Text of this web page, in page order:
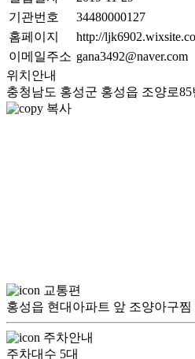
기관번호
34480000127
홈페이지
http://
이메일주소 gana3492@naver.com
위치안내
충청남도 홍성군 홍성읍 조양로85
복사
교통편
홍성읍 현대아파트 앞 조양아구찜
주차안내
주차대수 5대